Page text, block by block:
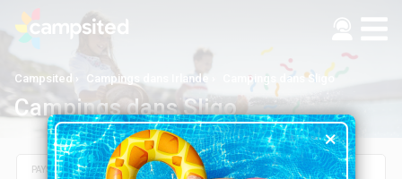
Campsited Campings dans Irlande Campings dans Sligo
Campings dans Sligo
PAYS, RÉGION, DÉPARTEMENT, VILLE OU CAMPING